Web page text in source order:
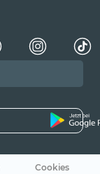
Cookies